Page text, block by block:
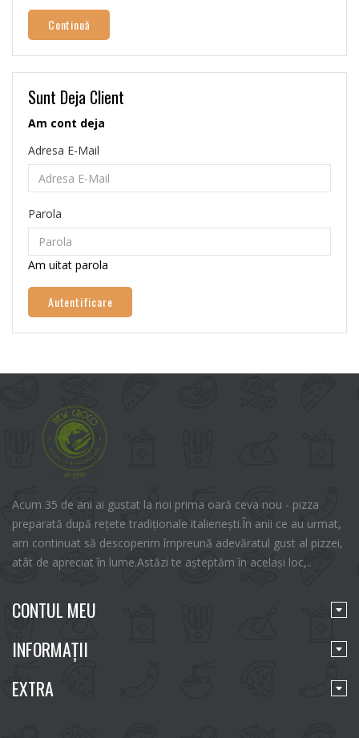
Continuă
Sunt Deja Client
Am cont deja
Adresa E-Mail
Parola
Am uitat parola
Acum 35 de ani ai gustat la noi prima oară ceva nou - pizza
preparată după rețete tradiționale italienești.În anii ce au urmat,
am continuat să descoperim împreună adevăratul gust al pizzei,
atât de apreciat în lume.Astăzi te așteptăm în același loc,..
CONTUL MEU
INFORMAŢII
EXTRA